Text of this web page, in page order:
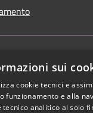
sui
cookie tecnici e
funzionamento e alla
tecnico analitico al solo